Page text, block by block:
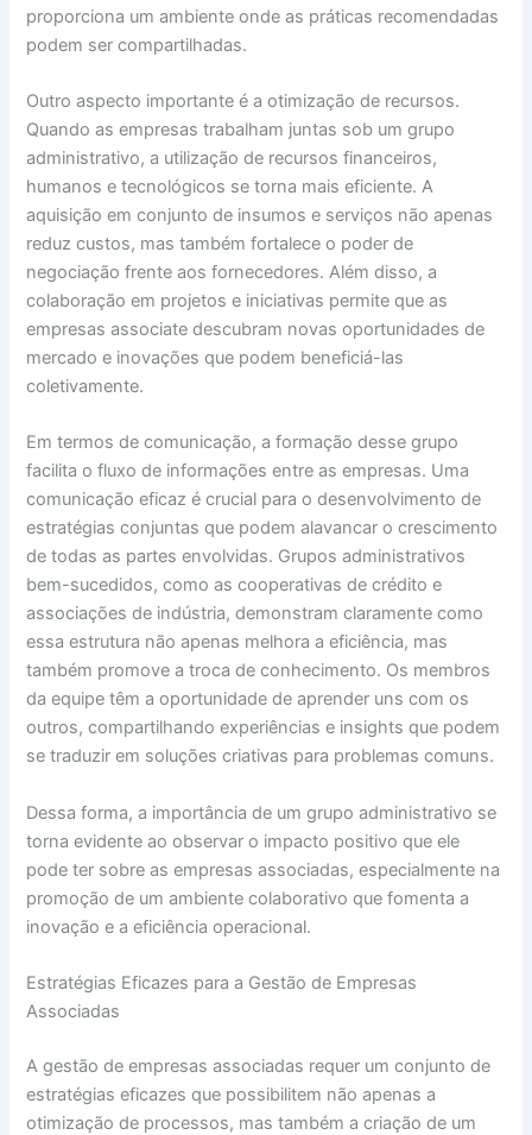
proporciona um ambiente onde as práticas recomendadas
podem ser compartilhadas.
Outro aspecto importante é a otimização de recursos.
Quando as empresas trabalham juntas sob um grupo
administrativo, a utilização de recursos financeiros,
humanos e tecnológicos se torna mais eficiente. A
aquisição em conjunto de insumos e serviços não apenas
reduz custos, mas também fortalece o poder de
negociação frente aos fornecedores. Além disso, a
colaboração em projetos e iniciativas permite que as
empresas associate descubram novas oportunidades de
mercado e inovações que podem beneficiá-las
coletivamente.
Em termos de comunicação, a formação desse grupo
facilita o fluxo de informações entre as empresas. Uma
comunicação eficaz é crucial para o desenvolvimento de
estratégias conjuntas que podem alavancar o crescimento
de todas as partes envolvidas. Grupos administrativos
bem-sucedidos, como as cooperativas de crédito e
associações de indústria, demonstram claramente como
essa estrutura não apenas melhora a eficiência, mas
também promove a troca de conhecimento. Os membros
da equipe têm a oportunidade de aprender uns com os
outros, compartilhando experiências e insights que podem
se traduzir em soluções criativas para problemas comuns.
Dessa forma, a importância de um grupo administrativo se
torna evidente ao observar o impacto positivo que ele
pode ter sobre as empresas associadas, especialmente na
promoção de um ambiente colaborativo que fomenta a
inovação e a eficiência operacional.
Estratégias Eficazes para a Gestão de Empresas
Associadas
A gestão de empresas associadas requer um conjunto de
estratégias eficazes que possibilitem não apenas a
otimização de processos, mas também a criação de um